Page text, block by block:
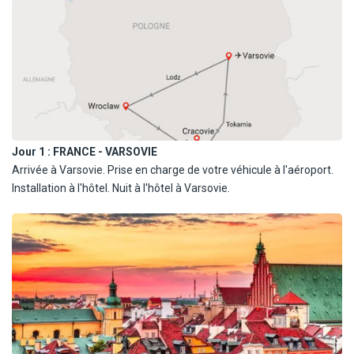
Kilométrage illimité.
Les taxes locales et TVA.
Garanties : dommage (CDW) et vol (THW).
Numéro d'urgence.
- Le prix ne comprend pas :
Les frais de carburant (le véhicule doit être rendu avec le plein).
Les frais de parking, garages, les péages d'autoroutes.
Les assurances complémentaires et équipements spéciaux à
réserver sur place.
Jour 1 : FRANCE - VARSOVIE
Arrivée à Varsovie. Prise en charge de votre véhicule à l'aéroport.
Installation à l'hôtel. Nuit à l'hôtel à Varsovie.